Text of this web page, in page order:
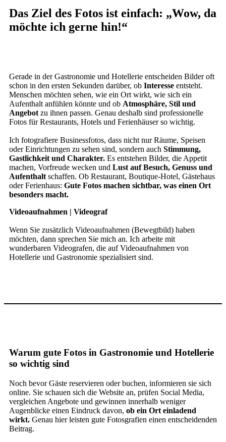
Das Ziel des Fotos ist einfach: „Wow, da
möchte ich gerne hin!“
Gerade in der Gastronomie und Hotellerie entscheiden Bilder oft
schon in den ersten Sekunden darüber, ob Interesse entsteht.
Menschen möchten sehen, wie ein Ort wirkt, wie sich ein
Aufenthalt anfühlen könnte und ob Atmosphäre, Stil und
Angebot zu ihnen passen. Genau deshalb sind professionelle
Fotos für Restaurants, Hotels und Ferienhäuser so wichtig.
Ich fotografiere Businessfotos, dass nicht nur Räume, Speisen
oder Einrichtungen zu sehen sind, sondern auch Stimmung,
Gastlichkeit und Charakter. Es entstehen Bilder, die Appetit
machen, Vorfreude wecken und Lust auf Besuch, Genuss und
Aufenthalt schaffen. Ob Restaurant, Boutique-Hotel, Gästehaus
oder Ferienhaus: Gute Fotos machen sichtbar, was einen Ort
besonders macht.
Videoaufnahmen | Videograf
Wenn Sie zusätzlich Videoaufnahmen (Bewegtbild) haben
möchten, dann sprechen Sie mich an. Ich arbeite mit
wunderbaren Videografen, die auf Videoaufnahmen von
Hotellerie und Gastronomie spezialisiert sind.
Warum gute Fotos in Gastronomie und Hotellerie
so wichtig sind
Noch bevor Gäste reservieren oder buchen, informieren sie sich
online. Sie schauen sich die Website an, prüfen Social Media,
vergleichen Angebote und gewinnen innerhalb weniger
Augenblicke einen Eindruck davon, ob ein Ort einladend
wirkt. Genau hier leisten gute Fotosgrafien einen entscheidenden
Beitrag.